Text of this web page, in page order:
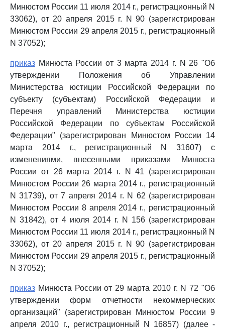
Минюстом России 11 июля 2014 г., регистрационный N
33062), от 20 апреля 2015 г. N 90 (зарегистрирован
Минюстом России 29 апреля 2015 г., регистрационный
N 37052);
приказ Минюста России от 3 марта 2014 г. N 26 "Об
утверждении Положения об Управлении
Министерства юстиции Российской Федерации по
субъекту (субъектам) Российской Федерации и
Перечня управлений Министерства юстиции
Российской Федерации по субъектам Российской
Федерации" (зарегистрирован Минюстом России 14
марта 2014 г., регистрационный N 31607) с
изменениями, внесенными приказами Минюста
России от 26 марта 2014 г. N 41 (зарегистрирован
Минюстом России 26 марта 2014 г., регистрационный
N 31739), от 7 апреля 2014 г. N 62 (зарегистрирован
Минюстом России 8 апреля 2014 г., регистрационный
N 31842), от 4 июля 2014 г. N 156 (зарегистрирован
Минюстом России 11 июля 2014 г., регистрационный N
33062), от 20 апреля 2015 г. N 90 (зарегистрирован
Минюстом России 29 апреля 2015 г., регистрационный
N 37052);
приказ Минюста России от 29 марта 2010 г. N 72 "Об
утверждении форм отчетности некоммерческих
организаций" (зарегистрирован Минюстом России 9
апреля 2010 г., регистрационный N 16857) (далее -